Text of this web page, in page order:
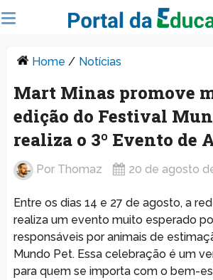
Home / Notícias
Mart Minas promove
edição do Festival
realiza o 3º Evento de
Por Thomaz 20 de agosto
Entre os dias 14 e 27 de agosto, a
realiza um evento muito esperado
responsáveis por animais de
Mundo Pet. Essa celebração é um
para quem se importa com o bem-